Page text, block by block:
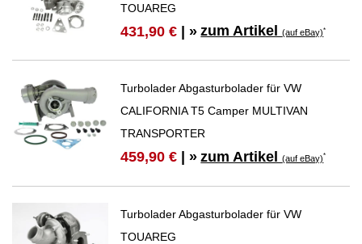
TOUAREG
431,90 € | » zum Artikel(auf eBay)*
Turbolader Abgasturbolader für VW
CALIFORNIA T5 Camper MULTIVAN
TRANSPORTER
459,90 € | » zum Artikel(auf eBay)*
Turbolader Abgasturbolader für VW
TOUAREG